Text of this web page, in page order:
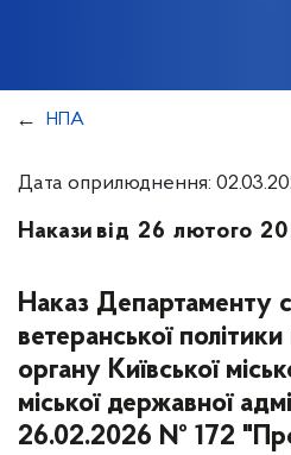
НПА
Дата оприлюднення:
Накази від 26 лютого
Наказ Департаменту
ветеранської
органу Київської
міської державної
26.02.2026 № 172